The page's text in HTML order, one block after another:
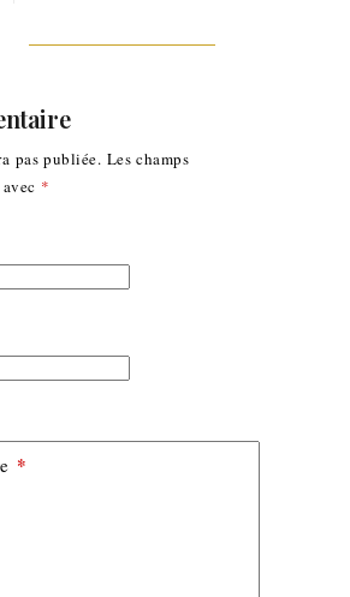
pas publiée. Les champs
*
*